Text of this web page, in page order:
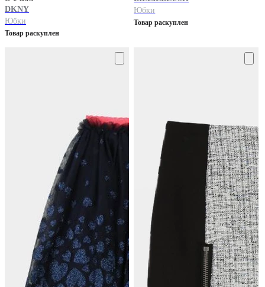
DKNY
Юбки
Товар раскуплен
Юбки
Товар раскуплен